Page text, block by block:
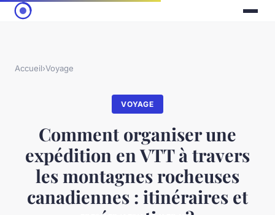
Accueil›Voyage
VOYAGE
Comment organiser une
expédition en VTT à travers
les montagnes rocheuses
canadiennes : itinéraires et